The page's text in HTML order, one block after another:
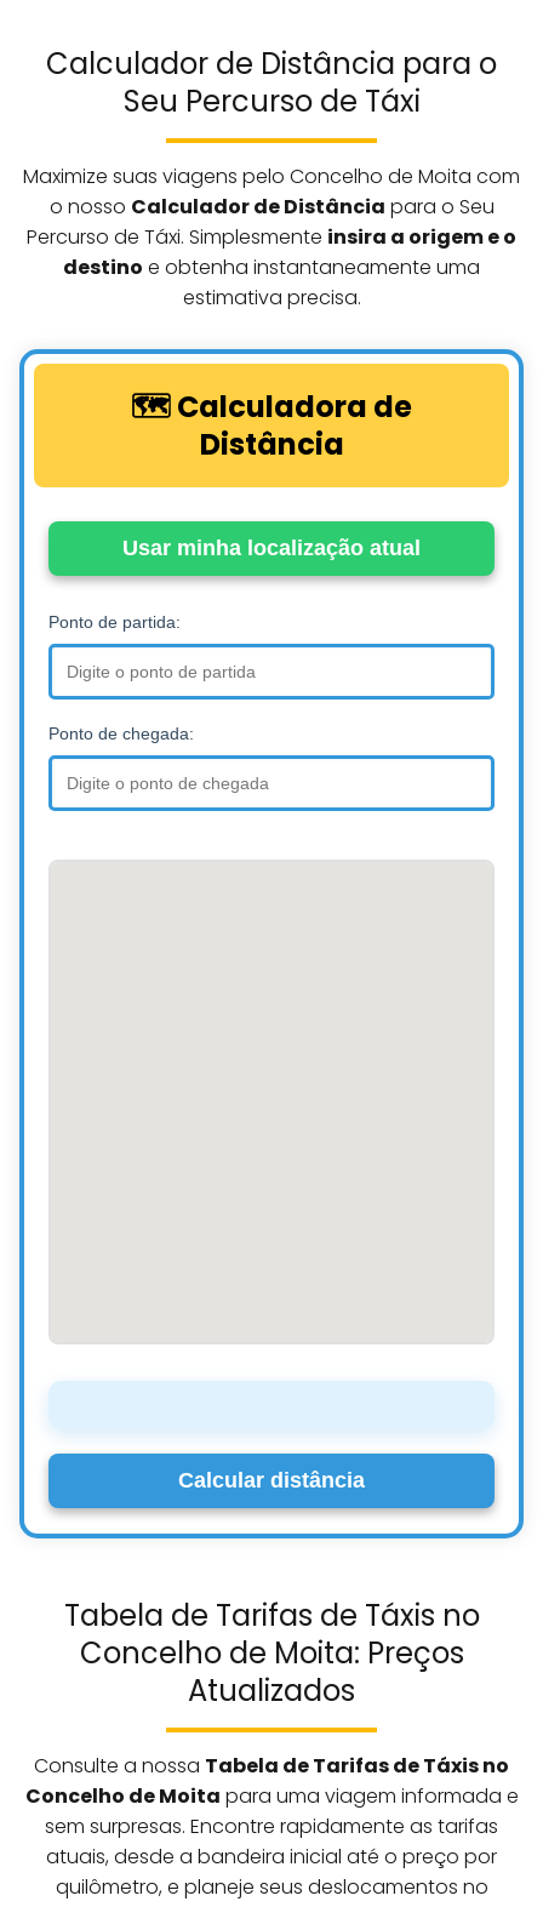
Calculador de Distância para o
Seu Percurso de Táxi
Maximize suas viagens pelo Concelho de Moita com
o nosso Calculador de Distância para o Seu
Percurso de Táxi. Simplesmente insira a origem e o
destino e obtenha instantaneamente uma
estimativa precisa.
🗺️ Calculadora de
Distância
Usar minha localização atual
Ponto de partida:
Ponto de chegada:
Calcular distância
Tabela de Tarifas de Táxis no
Concelho de Moita: Preços
Atualizados
Consulte a nossa Tabela de Tarifas de Táxis no
Concelho de Moita para uma viagem informada e
sem surpresas. Encontre rapidamente as tarifas
atuais, desde a bandeira inicial até o preço por
quilômetro, e planeje seus deslocamentos no